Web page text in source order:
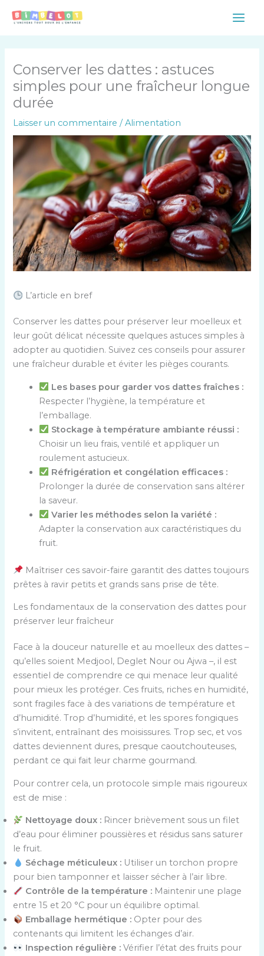
Main
Conserver les dattes : astuces
simples pour une fraîcheur longue
durée
Laisser un commentaire /Alimentation
L’article en bref
Conserver les dattes pour préserver leur moelleux et
leur goût délicat nécessite quelques astuces simples à
adopter au quotidien. Suivez ces conseils pour assurer
une fraîcheur durable et éviter les pièges courants.
Les bases pour garder vos dattes fraîches :
Respecter l’hygiène, la température et
l’emballage.
Stockage à température ambiante réussi :
Choisir un lieu frais, ventilé et appliquer un
roulement astucieux.
Réfrigération et congélation efficaces :
Prolonger la durée de conservation sans altérer
la saveur.
Varier les méthodes selon la variété :
Adapter la conservation aux caractéristiques du
fruit.
Maîtriser ces savoir-faire garantit des dattes toujours
prêtes à ravir petits et grands sans prise de tête.
Les fondamentaux de la conservation des dattes pour
préserver leur fraîcheur
Face à la douceur naturelle et au moelleux des dattes –
qu’elles soient Medjool, Deglet Nour ou Ajwa –, il est
essentiel de comprendre ce qui menace leur qualité
pour mieux les protéger. Ces fruits, riches en humidité,
sont fragiles face à des variations de température et
d’humidité. Trop d’humidité, et les spores fongiques
s’invitent, entraînant des moisissures. Trop sec, et vos
dattes deviennent dures, presque caoutchouteuses,
perdant ce qui fait leur charme gourmand.
Pour contrer cela, un protocole simple mais rigoureux
est de mise :
Nettoyage doux : Rincer brièvement sous un filet
d’eau pour éliminer poussières et résidus sans saturer
le fruit.
Séchage méticuleux : Utiliser un torchon propre
pour bien tamponner et laisser sécher à l’air libre.
Contrôle de la température : Maintenir une plage
entre 15 et 20 °C pour un équilibre optimal.
Emballage hermétique : Opter pour des
contenants qui limitent les échanges d’air.
Inspection régulière : Vérifier l’état des fruits pour